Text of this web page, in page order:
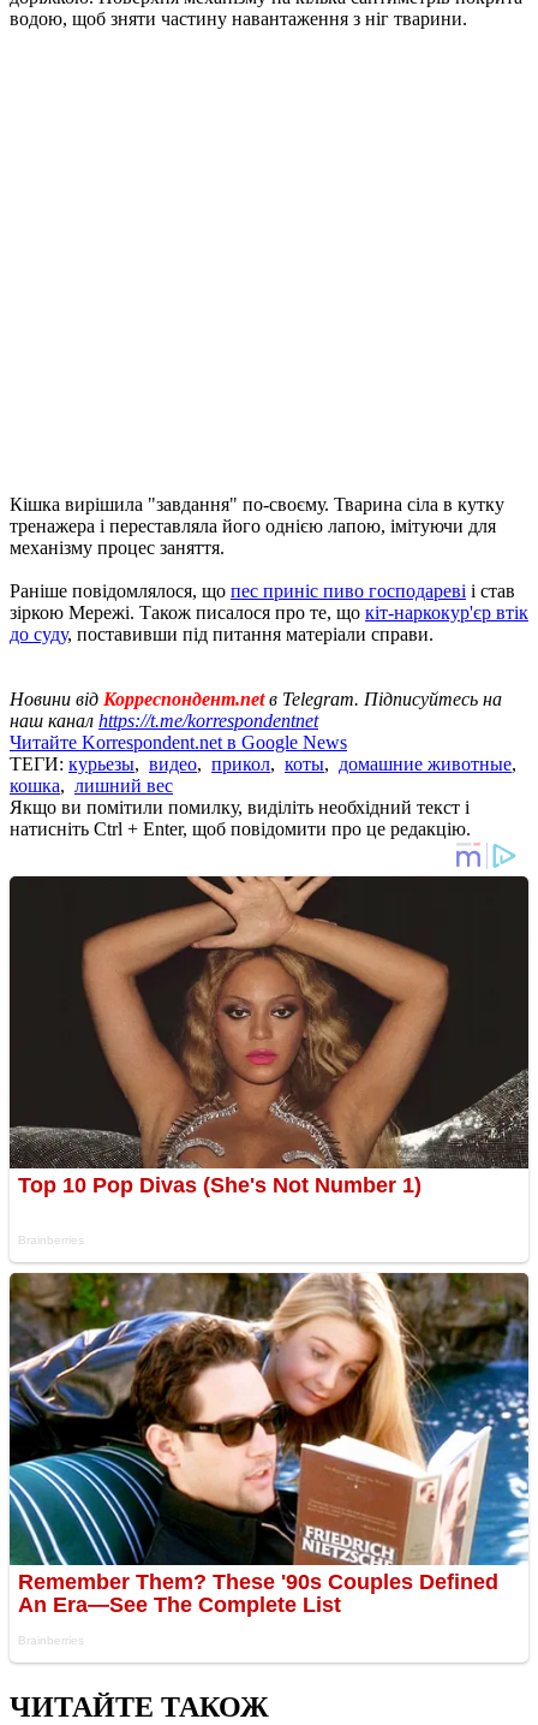
водою, щоб зняти частину навантаження з ніг тварини.
Кішка вирішила "завдання" по-своєму. Тварина сіла в кутку
тренажера і переставляла його однією лапою, імітуючи для
механізму процес заняття.
Раніше повідомлялося, що пес приніс пиво господареві і став
зіркою Мережі. Також писалося про те, що кіт-наркокур'єр втік
до суду, поставивши під питання матеріали справи.
Новини від Корреспондент.netв Telegram. Підписуйтесь на
наш канал https://t.me/korrespondentnet
Читайте Korrespondent.net в Google News
ТЕГИ: курьезы, видео, прикол, коты, домашние животные,
кошка, лишний вес
Якщо ви помітили помилку, виділіть необхідний текст і
натисніть Ctrl + Enter, щоб повідомити про це редакцію.
ЧИТАЙТЕ ТАКОЖ